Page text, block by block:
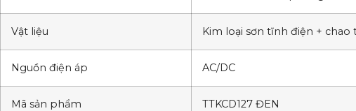
Vật liệu Kim loại sơn tĩnh điện + chao
Nguồn điện áp AC/DC
Mã sản phẩm TTKCD127 ĐEN